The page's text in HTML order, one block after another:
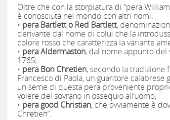
Oltre che con la storpiatura di “pera
è conosciuta nel mondo con altri nomi:
• pera Bartlett o Red Bartlett,
derivante dal nome di colui che la
colore rosso che caratterizza la variante
• pera Aldermaston, dal nome appunto del
1765;
• pera Bon Chretien, secondo la tradizione
Francesco di Paola, un guaritore
un seme di questa pera proveniente
volere del sovrano in ossequio all’uomo;
• pera good Christian, che ovviamente è
Chretien”.